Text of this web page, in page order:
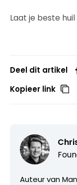
Laat je beste
Deel dit artikel
Kopieer link
Auteur van